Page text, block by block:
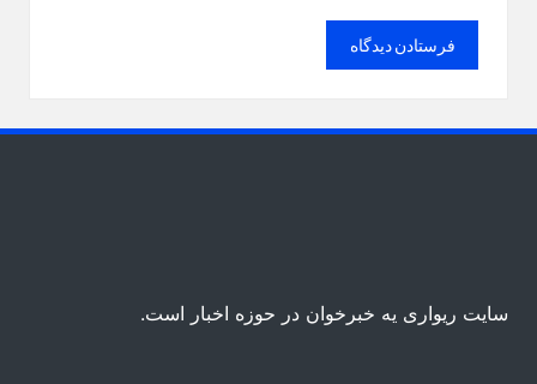
سایت ریواری یه خبرخوان در حوزه اخبار است.